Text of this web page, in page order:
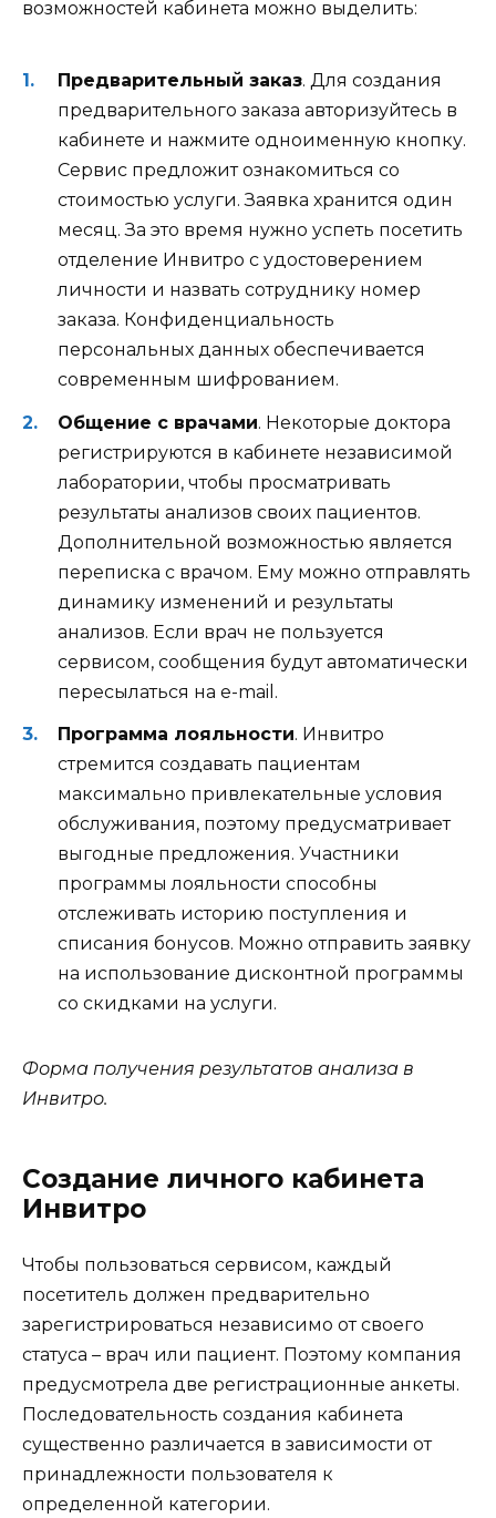
возможностей кабинета можно выделить:
Предварительный заказ. Для создания
предварительного заказа авторизуйтесь в
кабинете и нажмите одноименную кнопку.
Сервис предложит ознакомиться со
стоимостью услуги. Заявка хранится один
месяц. За это время нужно успеть посетить
отделение Инвитро с удостоверением
личности и назвать сотруднику номер
заказа. Конфиденциальность
персональных данных обеспечивается
современным шифрованием.
Общение с врачами. Некоторые доктора
регистрируются в кабинете независимой
лаборатории, чтобы просматривать
результаты анализов своих пациентов.
Дополнительной возможностью является
переписка с врачом. Ему можно отправлять
динамику изменений и результаты
анализов. Если врач не пользуется
сервисом, сообщения будут автоматически
пересылаться на e-mail.
Программа лояльности. Инвитро
стремится создавать пациентам
максимально привлекательные условия
обслуживания, поэтому предусматривает
выгодные предложения. Участники
программы лояльности способны
отслеживать историю поступления и
списания бонусов. Можно отправить заявку
на использование дисконтной программы
со скидками на услуги.
Форма получения результатов анализа в
Инвитро.
Создание личного кабинета
Инвитро
Чтобы пользоваться сервисом, каждый
посетитель должен предварительно
зарегистрироваться независимо от своего
статуса – врач или пациент. Поэтому компания
предусмотрела две регистрационные анкеты.
Последовательность создания кабинета
существенно различается в зависимости от
принадлежности пользователя к
определенной категории.